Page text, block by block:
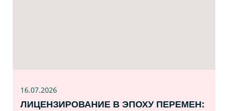
16.07.2026
ЛИЦЕНЗИРОВАНИЕ В ЭПОХУ ПЕРЕМЕН: